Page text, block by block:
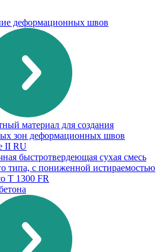
деформационных швов
материал для создания
зон деформационных швов
II RU
быстротвердеющая сухая смесь
типа, с пониженной истираемостью
T 1300 FR